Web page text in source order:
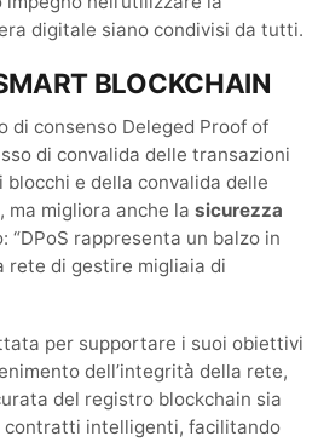
digitale siano condivisi da tutti.
BLOCKCHAIN
di consenso Deleged Proof of
di convalida delle transazioni
e della convalida delle
migliora anche la sicurezza
“DPoS rappresenta un balzo in
rete di gestire migliaia di
per supportare i suoi obiettivi
dell’integrità della rete,
del registro blockchain sia
contratti intelligenti, facilitando